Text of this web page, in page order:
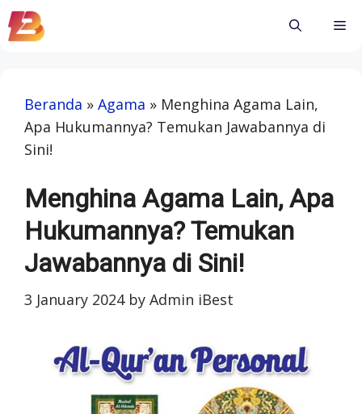
Skip
to
Beranda » Agama » Menghina Agama Lain,
Apa Hukumannya? Temukan Jawabannya di
Sini!
Menghina Agama Lain, Apa
Hukumannya? Temukan
Jawabannya di Sini!
3 January 2024 by Admin iBest